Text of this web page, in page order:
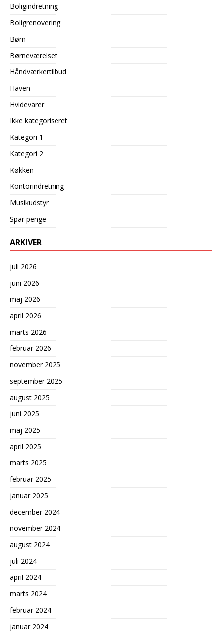
Boligindretning
Boligrenovering
Børn
Børneværelset
Håndværkertilbud
Haven
Hvidevarer
Ikke kategoriseret
Kategori 1
Kategori 2
Køkken
Kontorindretning
Musikudstyr
Spar penge
ARKIVER
juli 2026
juni 2026
maj 2026
april 2026
marts 2026
februar 2026
november 2025
september 2025
august 2025
juni 2025
maj 2025
april 2025
marts 2025
februar 2025
januar 2025
december 2024
november 2024
august 2024
juli 2024
april 2024
marts 2024
februar 2024
januar 2024